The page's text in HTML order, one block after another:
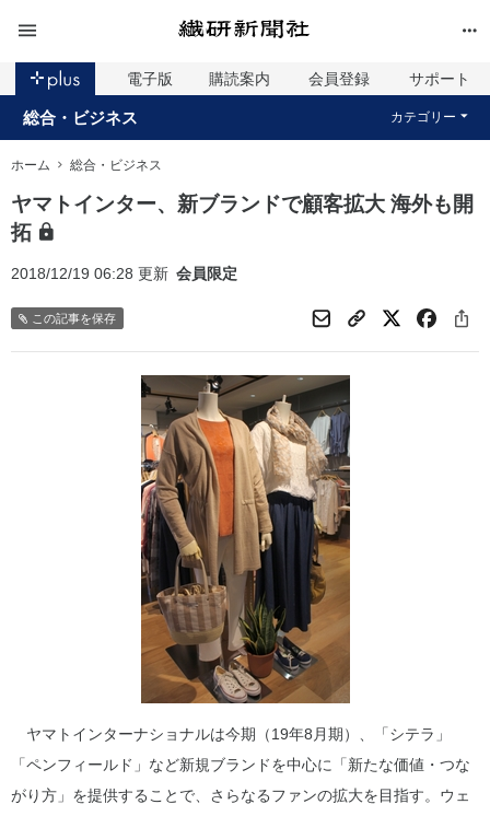
電子版 購読案内 会員登録 サポート
総合・ビジネス カテゴリー
ホーム 総合・ビジネス
ヤマトインター、新ブランドで顧客拡大 海外も開
拓
2018/12/19 06:28 更新 会員限定
この記事を保存
ヤマトインターナショナルは今期（19年8月期）、「シテラ」
「ペンフィールド」など新規ブランドを中心に「新たな価値・つな
がり方」を提供することで、さらなるファンの拡大を目指す。ウェ